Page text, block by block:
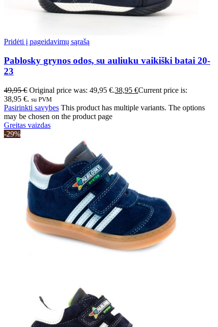
Pridėti į pageidavimų sąrašą
Pablosky grynos odos, su auliuku vaikiški batai 20-
23
49,95€ Original price was: 49,95 €.38,95 €Current price is:
38,95 €. su PVM
Pasirinkti savybes This product has multiple variants. The options
may be chosen on the product page
Greitas vaizdas
-29%